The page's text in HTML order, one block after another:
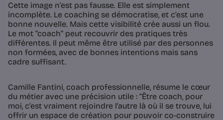
Cette image n’est pas fausse. Elle est simplement
incomplète. Le coaching se démocratise, et c’est une
bonne nouvelle. Mais cette visibilité crée aussi un flou.
Le mot “coach” peut recouvrir des pratiques très
différentes. Il peut même être utilisé par des personnes
non formées, avec de bonnes intentions mais sans
cadre suffisant.
Camille Fantini, coach professionnelle, résume le cœur
du métier avec une précision utile : “Être coach, pour
moi, c’est vraiment rejoindre l’autre là où il se trouve, lui
offrir un espace de création pour pouvoir co-construire